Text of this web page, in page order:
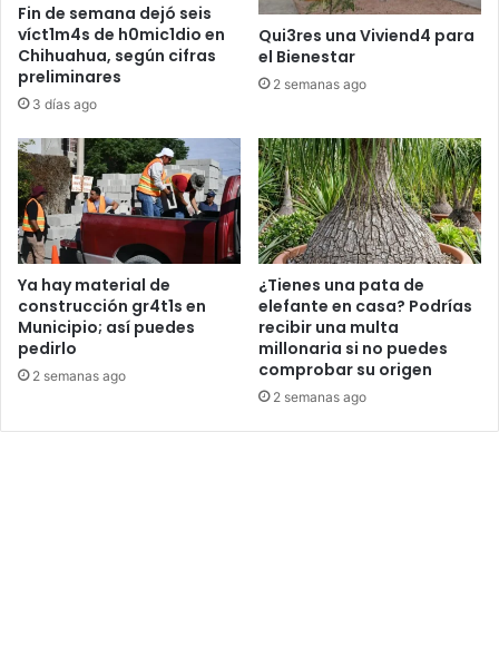
Fin de semana dejó seis
víct1m4s de h0mic1dio en
Chihuahua, según cifras
preliminares
3 días ago
Qui3res una Viviend4 para
el Bienestar
2 semanas ago
Ya hay material de
construcción gr4t1s en
Municipio; así puedes
pedirlo
2 semanas ago
¿Tienes una pata de
elefante en casa? Podrías
recibir una multa
millonaria si no puedes
comprobar su origen
2 semanas ago